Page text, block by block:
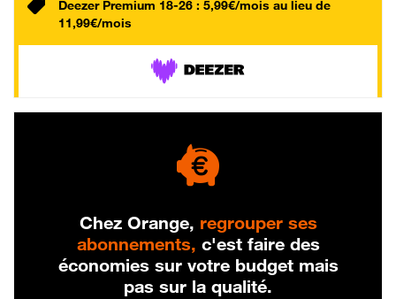
Deezer Premium 18-26 : 5,99€/mois au lieu de
11,99€/mois
Chez Orange, regrouper ses
abonnements, c'est faire des
économies sur votre budget mais
pas sur la qualité.